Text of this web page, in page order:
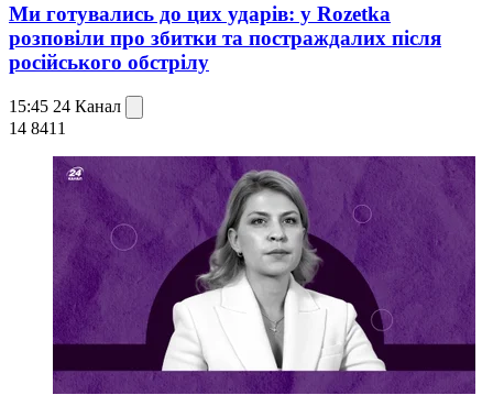
Ми готувались до цих ударів: у Rozetka
розповіли про збитки та постраждалих після
російського обстрілу
15:45 24 Канал
14 841 1